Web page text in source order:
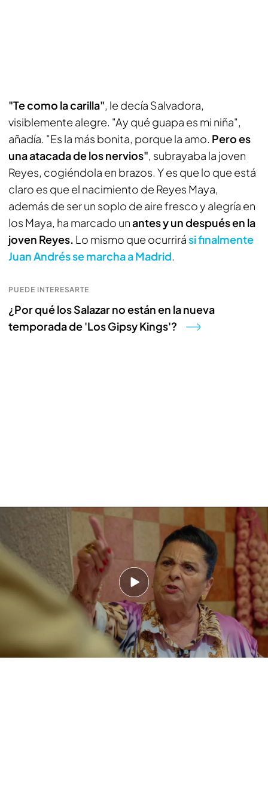
"Te como la carilla", le decía Salvadora,
visiblemente alegre. "Ay qué guapa es mi niña",
añadía. "Es la más bonita, porque la amo. Pero es
una atacada de los nervios", subrayaba la joven
Reyes, cogiéndola en brazos. Y es que lo que está
claro es que el nacimiento de Reyes Maya,
además de ser un soplo de aire fresco y alegría en
los Maya, ha marcado unantes y un después en la
joven Reyes. Lo mismo que ocurrirási finalmente
Juan Andrés se marcha a Madrid.
PUEDE INTERESARTE
¿Por qué los Salazar no están en la nueva
temporada de 'Los Gipsy Kings'?
El tremendo enfado de Salvadora Maya al conocer los planes de su hijo
Juan Andrés: "No quiero saber nada de ti"